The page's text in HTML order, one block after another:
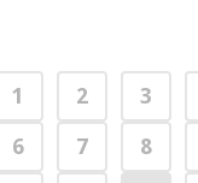
1 2 3
6 7 8